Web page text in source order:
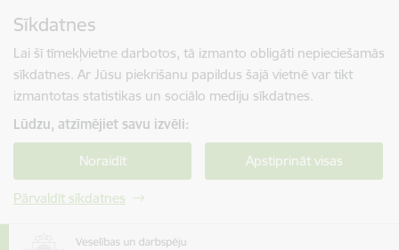
Sīkdatnes
Lai šī tīmekļvietne darbotos, tā izmanto obligāti nepieciešamās
sīkdatnes. Ar Jūsu piekrišanu papildus šajā vietnē var tikt
izmantotas statistikas un sociālo mediju sīkdatnes.
Lūdzu, atzīmējiet savu izvēli:
Noraidīt Apstiprināt visas
Pārvaldīt sīkdatnes